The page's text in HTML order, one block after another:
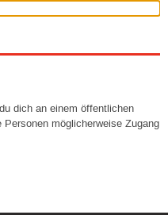
dich an einem öffentlichen
möglicherweise Zugang